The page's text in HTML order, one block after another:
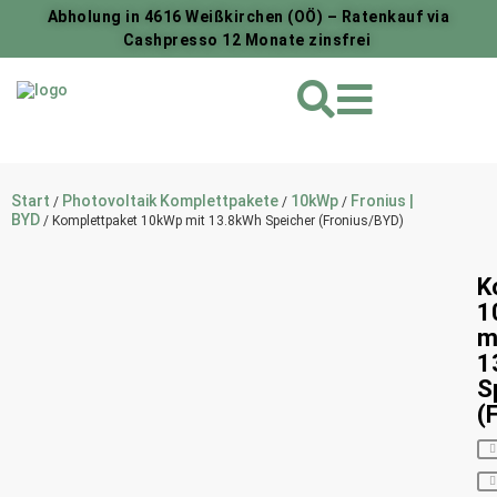
Abholung in 4616 Weißkirchen (OÖ) – Ratenkauf via
Cashpresso 12 Monate zinsfrei
Start / Photovoltaik Komplettpakete / 10kWp / Fronius |
BYD / Komplettpaket 10kWp mit 13.8kWh Speicher (Fronius/BYD)